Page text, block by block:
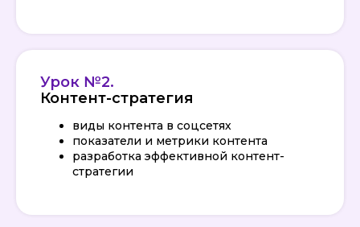
Урок №2.
Контент-стратегия
виды контента в соцсетях
показатели и метрики контента
разработка эффективной контент-
стратегии